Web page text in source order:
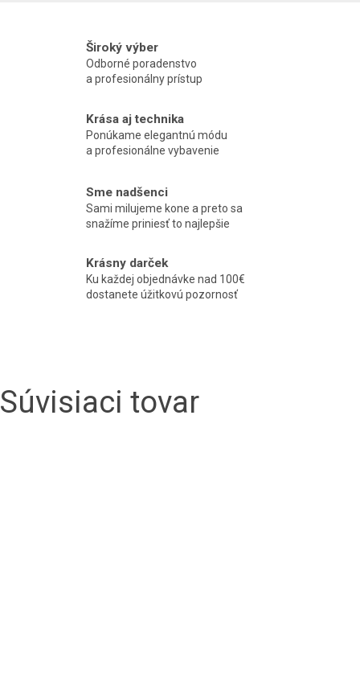
Široký výber
Odborné poradenstvo
a profesionálny prístup
Krása aj technika
Ponúkame elegantnú módu
a profesionálne vybavenie
Sme nadšenci
Sami milujeme kone a preto sa
snažíme priniesť to najlepšie
Krásny darček
Ku každej objednávke nad 100€
dostanete úžitkovú pozornosť
Súvisiaci tovar